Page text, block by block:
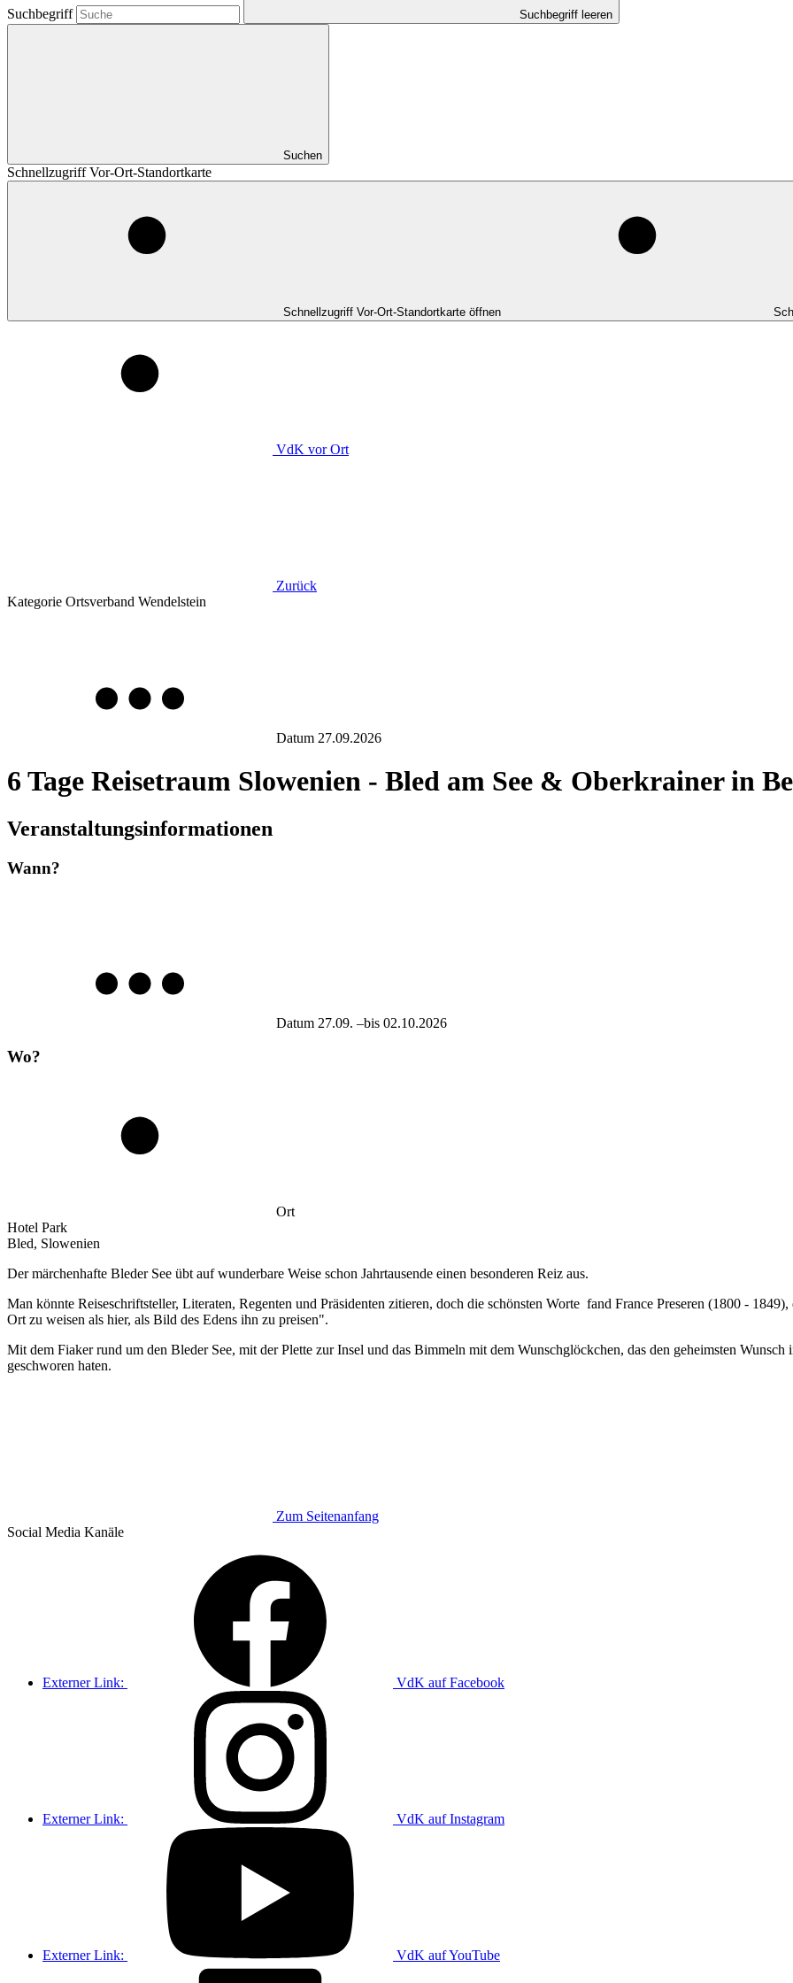
Suchbegriff Suchbegriff leeren
Suchen
Schnellzugriff Vor-Ort-Standortkarte
Schnellzugriff Vor-Ort-Standortkarte öffnen
VdK vor Ort
Zurück
Kategorie Ortsverband Wendelstein
Datum 27.09.2026
6 Tage Reisetraum Slowenien - Bled am See & Oberkrainer in
Veranstaltungsinformationen
Wann?
Datum 27.09. –bis 02.10.2026
Wo?
Ort
Hotel Park
Bled, Slowenien
Der märchenhafte Bleder See übt auf wunderbare Weise schon Jahrtausende einen besonderen Reiz aus.
Man könnte Reiseschriftsteller, Literaten, Regenten und Präsidenten zitieren, doch die schönsten Worte fand France Preseren (1800 -
Ort zu weisen als hier, als Bild des Edens ihn zu preisen".
Mit dem Fiaker rund um den Bleder See, mit der Plette zur Insel und das Bimmeln mit dem Wunschglöckchen, das den geheimsten
geschworen haten.
Zum Seitenanfang
Social Media Kanäle
Externer Link: VdK auf Facebook
Externer Link: VdK auf Instagram
Externer Link: VdK auf YouTube